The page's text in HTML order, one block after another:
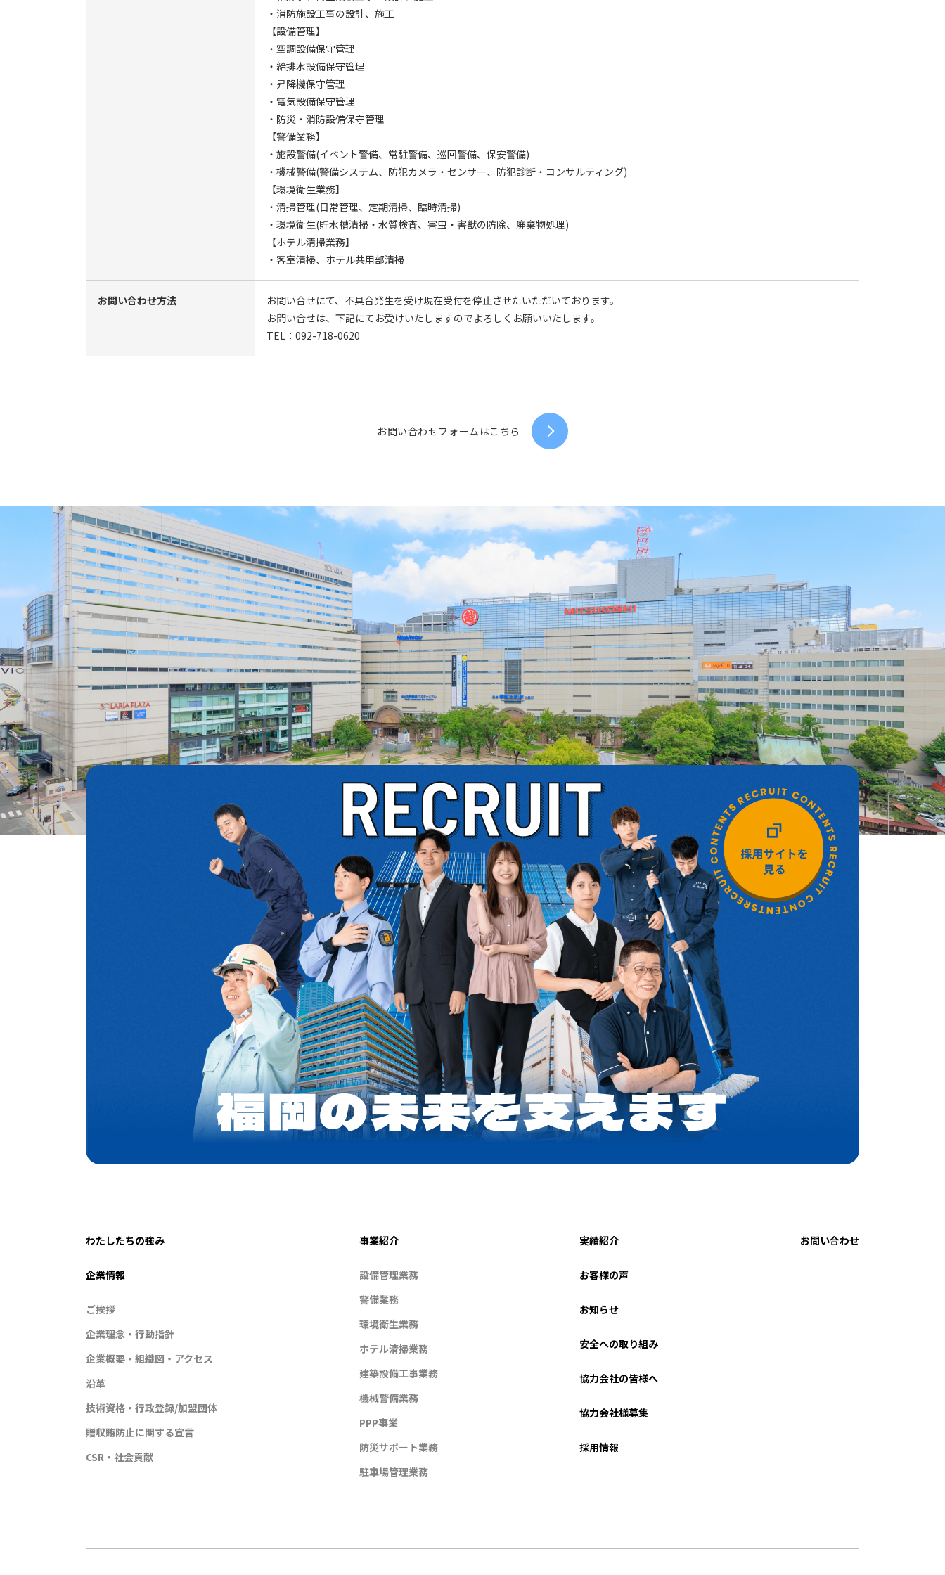
・消防施設工事の設計、施工
【設備管理】
・空調設備保守管理
・給排水設備保守管理
・昇降機保守管理
・電気設備保守管理
・防災・消防設備保守管理
【警備業務】
・施設警備(イベント警備、常駐警備、巡回警備、保安警備)
・機械警備(警備システム、防犯カメラ・センサー、防犯診断・コンサルティング)
【環境衛生業務】
・清掃管理(日常管理、定期清掃、臨時清掃)
・環境衛生(貯水槽清掃・水質検査、害虫・害獣の防除、廃棄物処理)
【ホテル清掃業務】
・客室清掃、ホテル共用部清掃
お問い合わせ方法
お問い合せにて、不具合発生を受け現在受付を停止させたいただいております。
お問い合せは、下記にてお受けいたしますのでよろしくお願いいたします。
TEL：092-718-0620
お問い合わせフォームはこちら
わたしたちの強み
企業情報
ご挨拶
企業理念・行動指針
企業概要・組織図・アクセス
沿革
技術資格・行政登録/加盟団体
贈収賄防止に関する宣言
CSR・社会貢献
事業紹介
設備管理業務
警備業務
環境衛生業務
ホテル清掃業務
建築設備工事業務
機械警備業務
PPP事業
防災サポート業務
駐車場管理業務
実績紹介
お客様の声
お知らせ
安全への取り組み
協力会社の皆様へ
協力会社様募集
採用情報
お問い合わせ